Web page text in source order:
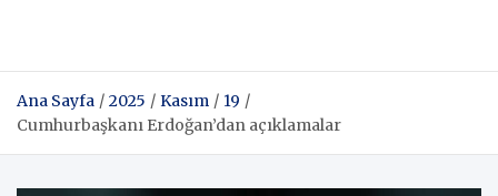
Ana Sayfa 2025 Kasım
19
Cumhurbaşkanı Erdoğan’dan açıklamalar